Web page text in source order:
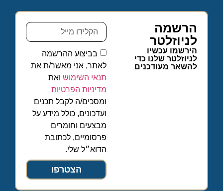
הרשמה
לניוזלטר
הירשמו עכשיו
לניוזלטר שלנו כדי
להשאר מעודכנים
בביצוע ההרשמה
לאתר, אני מאשר/ת את
תנאי השימושואת
מדיניות הפרטיות
ומסכים/ה לקבל תכנים
ועדכונים, כולל מידע על
מבצעים וחומרים
פרסומיים, לכתובת
הדוא״ל שלי.
הצטרפו